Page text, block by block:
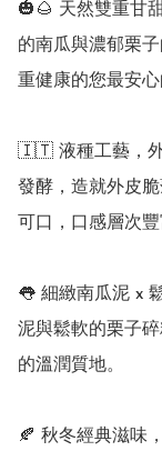
🎃🌰 天然雙重甘
的南瓜與濃郁栗
重健康的您最安心
🇮🇹 液種工藝，外
發酵，造就外皮
可口，口感層次豐
👅 細緻南瓜泥 x
泥與鬆軟的栗子
的溫潤質地。
🍂 秋冬經典滋味